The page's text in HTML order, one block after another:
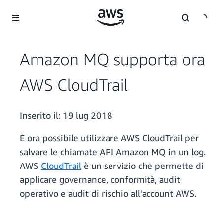
Amazon MQ supporta ora
AWS CloudTrail
Inserito il: 19 lug 2018
È ora possibile utilizzare AWS CloudTrail per
salvare le chiamate API Amazon MQ in un log.
AWS CloudTrail è un servizio che permette di
applicare governance, conformità, audit
operativo e audit di rischio all'account AWS.